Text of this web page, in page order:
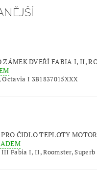
ZÁMEK DVEŘÍ FABIA I, II,
I 3B1837015XXX
ČIDLO TEPLOTY
Fabia I, II, Roomster,